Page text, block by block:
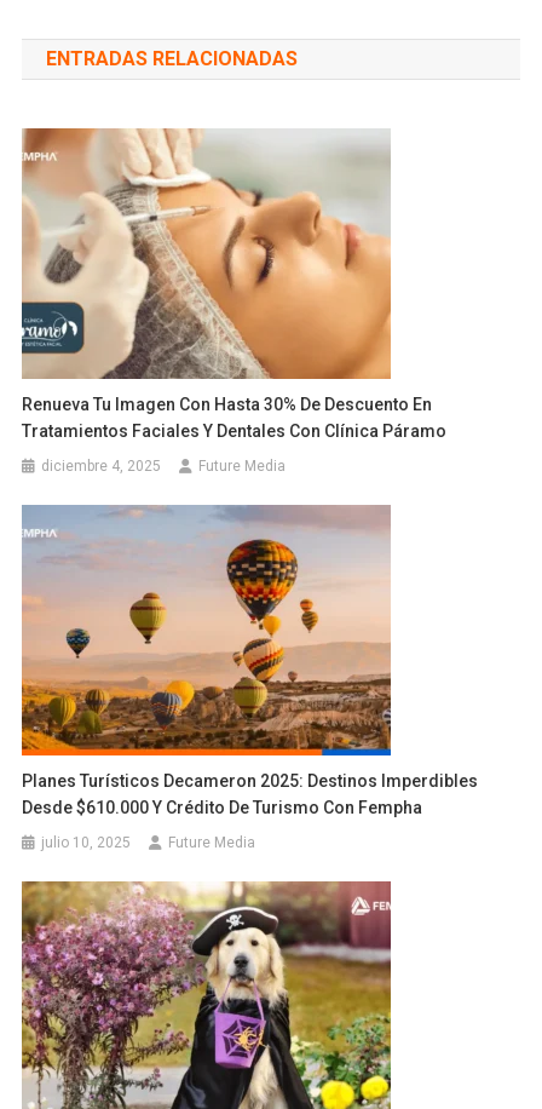
de
entradas
ENTRADAS RELACIONADAS
Renueva Tu Imagen Con Hasta 30% De Descuento En
Tratamientos Faciales Y Dentales Con Clínica Páramo
diciembre 4, 2025 Future Media
Planes Turísticos Decameron 2025: Destinos Imperdibles
Desde $610.000 Y Crédito De Turismo Con Fempha
julio 10, 2025 Future Media